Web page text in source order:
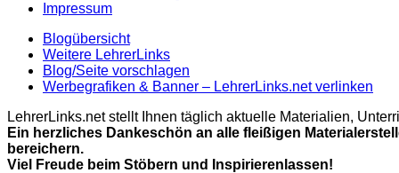
Impressum
Blogübersicht
Weitere LehrerLinks
Blog/Seite vorschlagen
Werbegrafiken & Banner – LehrerLinks.net verlinken
LehrerLinks.net stellt Ihnen täglich aktuelle Materialien,
Ein herzliches Dankeschön an alle fleißigen
bereichern.
Viel Freude beim Stöbern und Inspirierenlassen!